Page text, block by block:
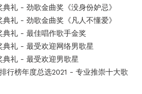
礼 - 劲歌金曲奖《没身份妒忌》
礼 - 劲歌金曲奖《凡人不懂爱》
典礼 - 最佳唱作歌手金奖
礼 - 最受欢迎网络男歌星
典礼 - 最受欢迎男歌星
行榜年度总选2021 - 专业推崇十大歌